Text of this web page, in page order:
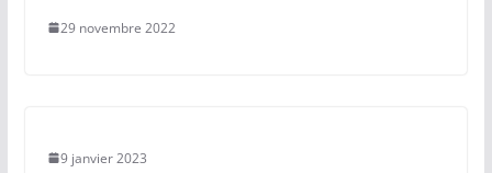
29 novembre 2022
9 janvier 2023